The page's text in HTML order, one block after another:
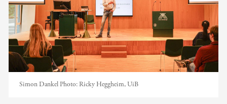
Simon Dankel Photo: Ricky Heggheim, UiB